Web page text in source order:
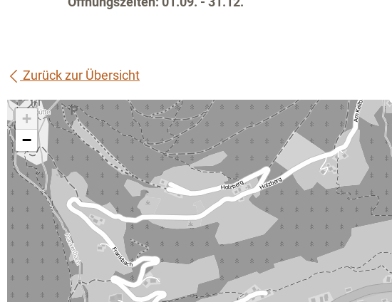
Zurück zur Übersicht
+
−